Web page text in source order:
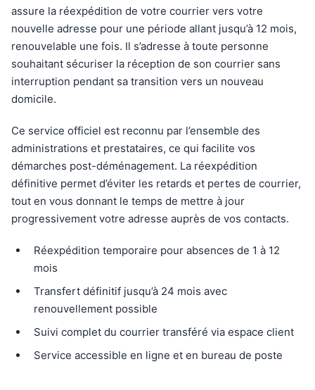
assure la réexpédition de votre courrier vers votre
nouvelle adresse pour une période allant jusqu’à 12 mois,
renouvelable une fois. Il s’adresse à toute personne
souhaitant sécuriser la réception de son courrier sans
interruption pendant sa transition vers un nouveau
domicile.
Ce service officiel est reconnu par l’ensemble des
administrations et prestataires, ce qui facilite vos
démarches post-déménagement. La réexpédition
définitive permet d’éviter les retards et pertes de courrier,
tout en vous donnant le temps de mettre à jour
progressivement votre adresse auprès de vos contacts.
Réexpédition temporaire pour absences de 1 à 12
mois
Transfert définitif jusqu’à 24 mois avec
renouvellement possible
Suivi complet du courrier transféré via espace client
Service accessible en ligne et en bureau de poste